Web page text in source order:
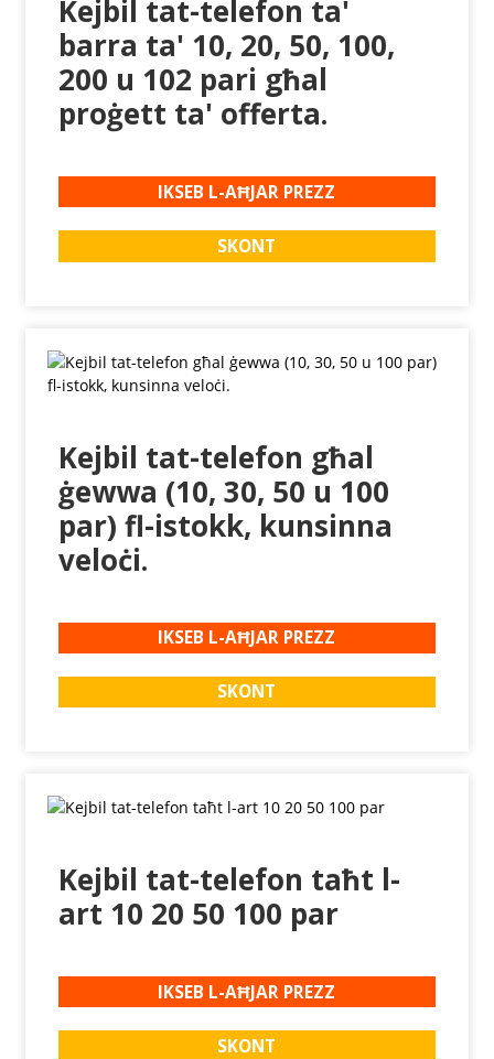
Kejbil tat-telefon ta'
barra ta' 10, 20, 50, 100,
200 u 102 pari għal
proġett ta' offerta.
IKSEB L-AĦJAR PREZZ
SKONT
Kejbil tat-telefon għal
ġewwa (10, 30, 50 u 100
par) fl-istokk, kunsinna
veloċi.
IKSEB L-AĦJAR PREZZ
SKONT
Kejbil tat-telefon taħt l-
art 10 20 50 100 par
IKSEB L-AĦJAR PREZZ
SKONT